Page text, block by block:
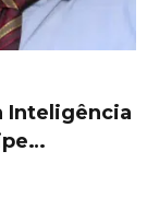
Inteligência